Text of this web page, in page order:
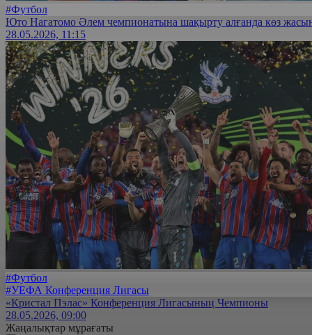
#Футбол
Юто Нагатомо Әлем чемпионатына шақырту алғанда көз
28.05.2026, 11:15
#Футбол
#УЕФА Конференция Лигасы
«Кристал Пэлас» Конференция Лигасының Чемпионы
28.05.2026, 09:00
Жаңалықтар мұрағаты